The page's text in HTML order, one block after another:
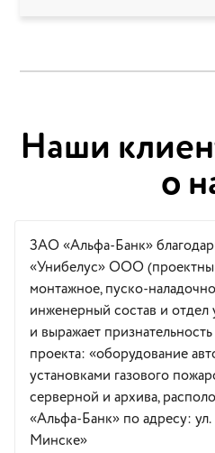
Наши
о
ЗАО «Альфа-Банк»
«Унибелус» ООО
монтажное, пуско-
инженерный состав и отдел
и выражает
проекта: «оборудование
установками газового
серверной и архива,
«Альфа-Банк» по адресу: ул.
Минске»